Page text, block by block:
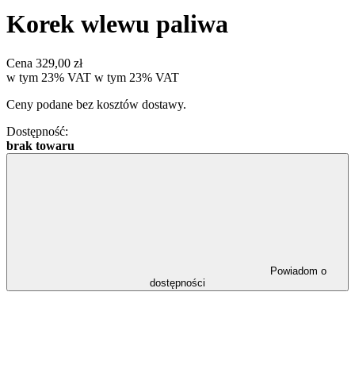
Korek wlewu paliwa
Cena 329,00 zł
w tym 23% VAT w tym 23% VAT
Ceny podane bez kosztów dostawy.
Dostępność:
brak towaru
dostępności